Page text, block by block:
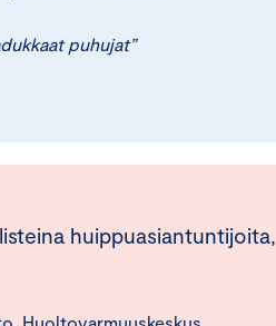
puhujat”
huippuasiantuntijoita,